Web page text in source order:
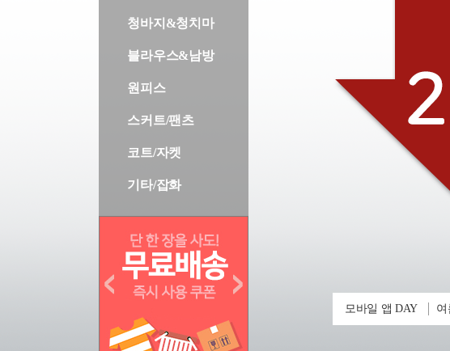
청바지&청치마
블라우스&남방
원피스
스커트/팬츠
코트/자켓
기타/잡화
모바일 앱 DAY 여